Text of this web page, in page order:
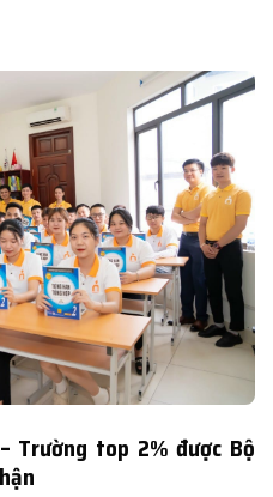
Trường top 2% được Bộ